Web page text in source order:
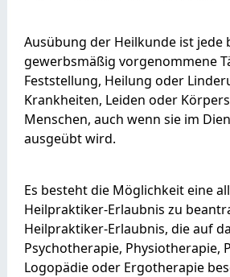
Ausübung der Heilkunde ist jede
gewerbsmäßig vorgenommene
Feststellung, Heilung oder
Krankheiten, Leiden oder
Menschen, auch wenn sie im
ausgeübt wird.
Es besteht die Möglichkeit eine
Heilpraktiker-Erlaubnis zu
Heilpraktiker-Erlaubnis, die auf
Psychotherapie, Physiotherapie,
Logopädie oder Ergotherapie